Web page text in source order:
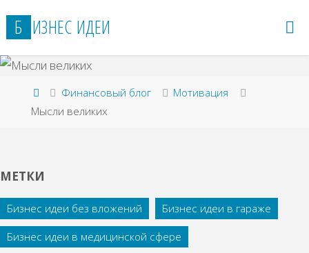
Б ИЗНЕС ИДЕИ
Главная
Финансовый блог
Мотивация
Мысли великих
МЕТКИ
Бизнес идеи без вложений
Бизнес идеи в гараже
Бизнес идеи в медицинской сфере